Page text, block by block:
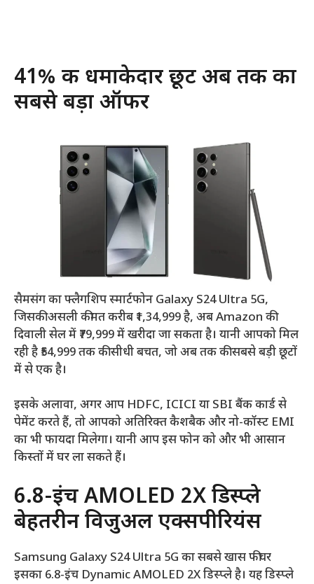
41% की धमाकेदार छूट अब तक का
सबसे बड़ा ऑफर
सैमसंग का फ्लैगशिप स्मार्टफोन Galaxy S24 Ultra 5G,
जिसकी असली कीमत करीब ₹1,34,999 है, अब Amazon की
दिवाली सेल में ₹79,999 में खरीदा जा सकता है। यानी आपको मिल
रही है ₹54,999 तक की सीधी बचत, जो अब तक की सबसे बड़ी छूटों
में से एक है।
इसके अलावा, अगर आप HDFC, ICICI या SBI बैंक कार्ड से
पेमेंट करते हैं, तो आपको अतिरिक्त कैशबैक और नो-कॉस्ट EMI
का भी फायदा मिलेगा। यानी आप इस फोन को और भी आसान
किस्तों में घर ला सकते हैं।
6.8-इंच AMOLED 2X डिस्प्ले
बेहतरीन विजुअल एक्सपीरियंस
Samsung Galaxy S24 Ultra 5G का सबसे खास फीचर
इसका 6.8-इंच Dynamic AMOLED 2X डिस्प्ले है। यह डिस्प्ले